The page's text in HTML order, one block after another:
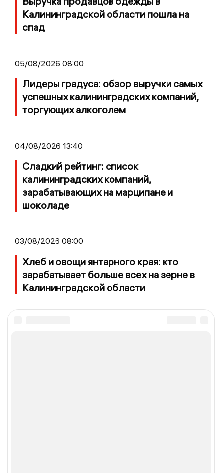
Калининградской области пошла на
спад
05/08/2026 08:00
Лидеры градуса: обзор выручки самых
успешных калининградских компаний,
торгующих алкоголем
04/08/2026 13:40
Сладкий рейтинг: список
калининградских компаний,
зарабатывающих на марципане и
шоколаде
03/08/2026 08:00
Хлеб и овощи янтарного края: кто
зарабатывает больше всех на зерне в
Калининградской области